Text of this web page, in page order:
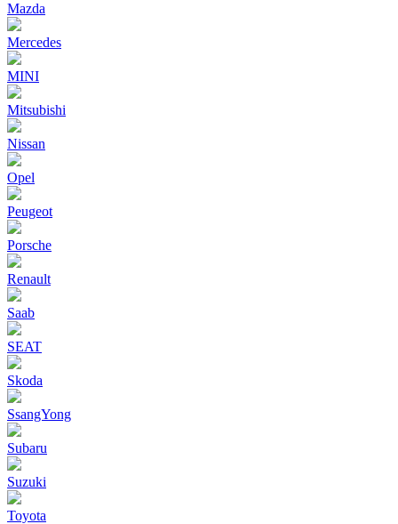
Mazda
Mercedes
MINI
Mitsubishi
Nissan
Opel
Peugeot
Porsche
Renault
Saab
SEAT
Skoda
SsangYong
Subaru
Suzuki
Toyota